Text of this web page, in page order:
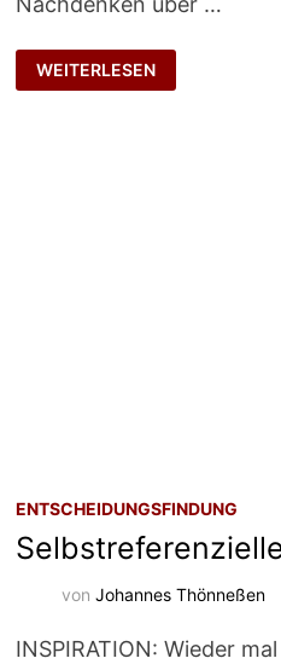
EXPERTEN-
INTUITION
WEITERLESEN
ENTSCHEIDUNGSFINDUNG
vonJohannes Thönneßen
INSPIRATION: Wieder